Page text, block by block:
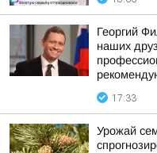
Георгий
наших
17:33
Урожай